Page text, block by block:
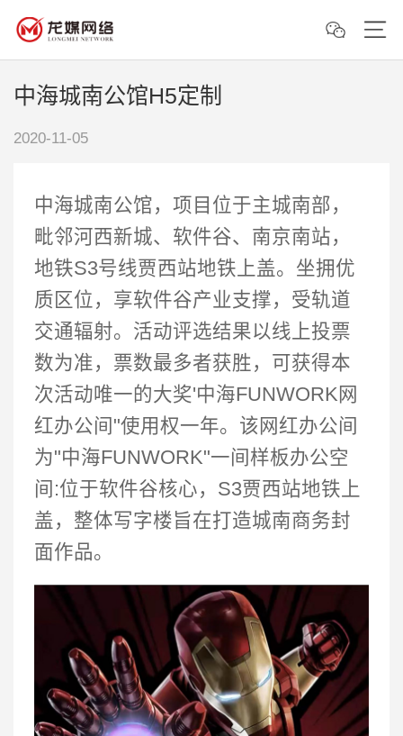
中海城南公馆H5定制
2020-11-05
中海城南公馆，项目位于主城南部，
毗邻河西新城、软件谷、南京南站，
地铁S3号线贾西站地铁上盖。坐拥优
质区位，享软件谷产业支撑，受轨道
交通辐射。活动评选结果以线上投票
数为准，票数最多者获胜，可获得本
次活动唯一的大奖'中海FUNWORK网
红办公间"使用权一年。该网红办公间
为"中海FUNWORK"一间样板办公空
间:位于软件谷核心，S3贾西站地铁上
盖，整体写字楼旨在打造城南商务封
面作品。